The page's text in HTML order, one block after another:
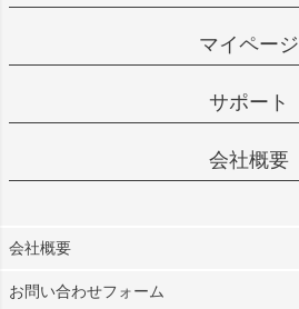
マイページ
サポート
会社概要
会社概要
お問い合わせフォーム